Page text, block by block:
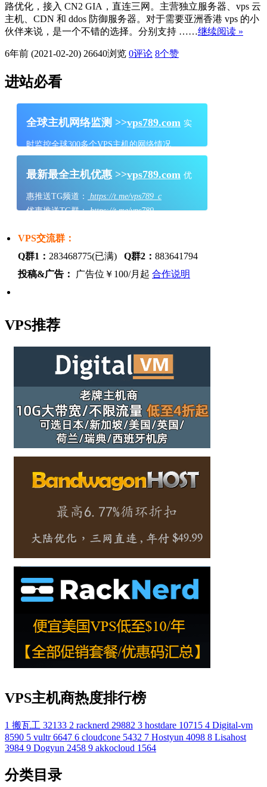
路优化，接入 CN2 GIA，直连三网。主营独立服务器、vps 云
主机、CDN 和 ddos 防御服务器。对于需要亚洲香港 vps 的小
伙伴来说，是一个不错的选择。分别支持 ……继续阅读 »
6年前 (2021-02-20) 26640浏览 0评论 8个赞
进站必看
全球主机网络监测 >>vps789.com 实
时监控全球300多个VPS主机的网络情况
最新最全主机优惠 >>vps789.com 优
惠推送TG频道：
https://t.me/vps789_c
优惠推送TG群：https://t.me/vps789
VPS交流群：
Q群1： 283468775(已满) Q群2： 883641794
投稿&广告：
广告位￥100/月起 合作说明
VPS推荐
VPS主机商热度排行榜
1 搬瓦工 32133 2 racknerd 29882 3 hostdare 10715 4 Digital-vm
8590 5 vultr 6647 6 cloudcone 5432 7 Hostyun 4098 8 Lisahost
3984 9 Dogyun 2458 9 akkocloud 1564
分类目录